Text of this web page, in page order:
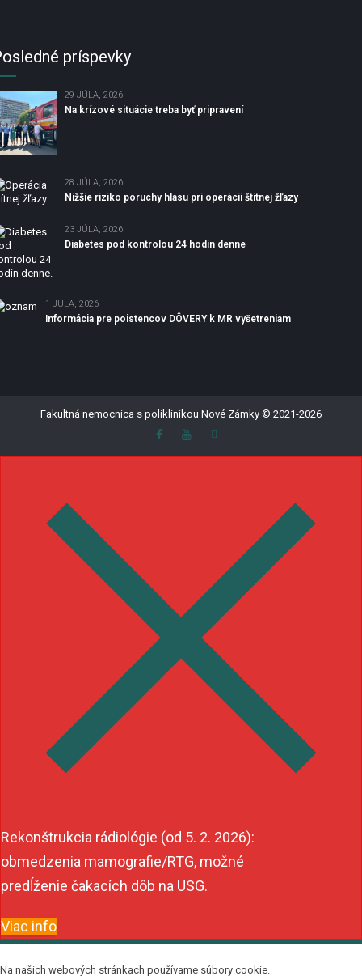
príspevky
29 JÚLA, 2026
Na krízové situácie treba byť pripravení
28 JÚLA, 2026
Nižšie riziko poruchy hlasu pri operácii štítnej žľazy
23 JÚLA, 2026
Diabetes pod kontrolou 24 hodín denne
1 JÚLA, 2026
Informácia pre poistencov DÔVERY k MR vyšetreniam
Fakultná nemocnica s poliklinikou Nové Zámky © 2021-2026
Rekonštrukcia rádiológie (od 5. 2. 2026):
obmedzenia mamografie/RTG, možné
predĺženie čakacích dôb na USG.
Viac info
Na našich webových stránkach používame súbory cookie.